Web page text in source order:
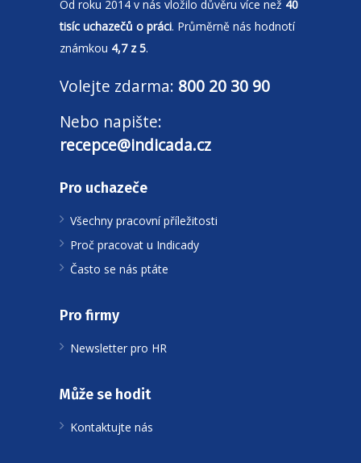
Od roku 2014 v nás vložilo důvěru více než 40
tisíc uchazečů o práci. Průměrně nás hodnotí
známkou 4,7 z 5.
Volejte zdarma: 800 20 30 90
Nebo napište:
recepce@indicada.cz
Pro uchazeče
Všechny pracovní příležitosti
Proč pracovat u Indicady
Často se nás ptáte
Pro firmy
Newsletter pro HR
Může se hodit
Kontaktujte nás